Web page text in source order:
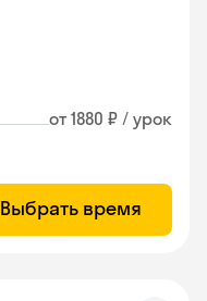
от 1880 ₽ / урок
Выбрать время